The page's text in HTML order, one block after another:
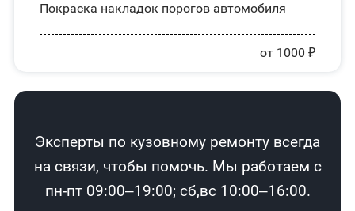
Покраска накладок порогов автомобиля
от 1000 ₽
Эксперты по кузовному ремонту всегда
на связи, чтобы помочь. Мы работаем с
пн-пт 09:00–19:00; сб,вс 10:00–16:00.